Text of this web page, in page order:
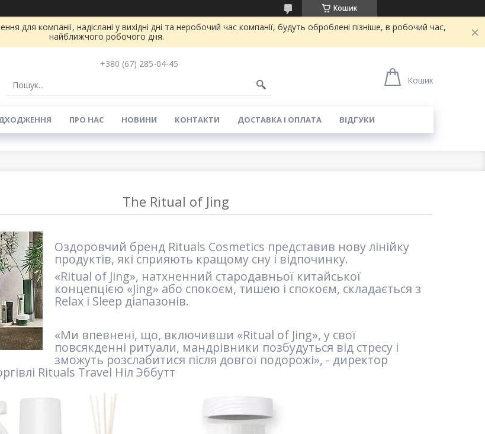
Кошик
для компанії, надіслані у вихідні дні та неробочий час компанії, будуть оброблені пізніше, в робочий час,
найближчого робочого дня.
+380 (67) 285-04-45
Кошик
ПРО НАС НОВИНИ КОНТАКТИ ДОСТАВКА І ОПЛАТА ВІДГУКИ
The Ritual of Jing
Оздоровчий бренд Rituals Cosmetics представив нову лінійку
продуктів, які сприяють кращому сну і відпочинку.
«Ritual of Jing», натхненний стародавньої китайської
концепцією «Jing» або спокоєм, тишею і спокоєм, складається з
Relax і Sleep діапазонів.
«Ми впевнені, що, включивши «Ritual of Jing», у свої
повсякденні ритуали, мандрівники позбудуться від стресу і
зможуть розслабитися після довгої подорожі», - директор
Rituals Travel Ніл Эббутт